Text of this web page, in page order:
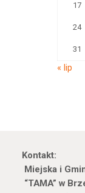
17
24
31
« lip
Kontakt:
Miejska i
“TAMA” w